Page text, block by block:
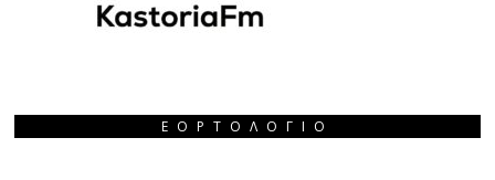
ΕΟΡΤΟΛΌΓΙΟ